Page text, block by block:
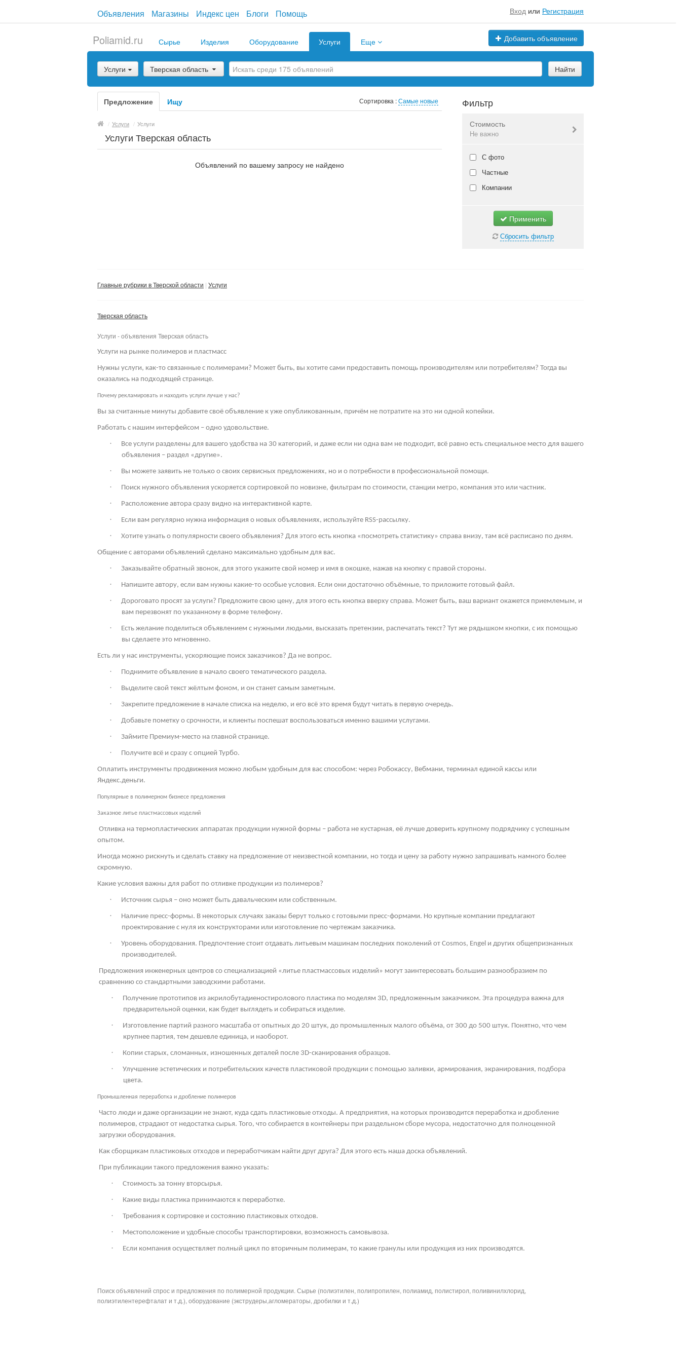
Объявления Магазины Индекс цен Блоги Помощь Вход или Регистрация
Добавить объявление
Poliamid.ru Сырье Изделия Оборудование Услуги Еще
Услуги Тверская область Найти
Предложение Ищу Сортировка :Самые новые
/ Услуги / Услуги
Услуги Тверская область
Объявлений по вашему запросу не найдено
Фильтр
Стоимость
Не важно
Валюта:руб.
С фото
Частные
Компании
Применить
Сбросить фильтр
Главные рубрики в Тверской области Услуги
Тверская область
Услуги - объявления Тверская область
Услуги на рынке полимеров и пластмасс
Нужны услуги, как-то связанные с полимерами? Может быть, вы хотите сами предоставить помощь производителям или потребителям? Тогда вы
оказались на подходящей странице.
Почему рекламировать и находить услуги лучше у нас?
Вы за считанные минуты добавите своё объявление к уже опубликованным, причём не потратите на это ни одной копейки.
Работать с нашим интерфейсом – одно удовольствие.
·
Все услуги разделены для вашего удобства на 30 категорий, и даже если ни одна вам не подходит, всё равно есть специальное место для вашего
объявления – раздел «другие».
· Вы можете заявить не только о своих сервисных предложениях, но и о потребности в профессиональной помощи.
· Поиск нужного объявления ускоряется сортировкой по новизне, фильтрам по стоимости, станции метро, компания это или частник.
· Расположение автора сразу видно на интерактивной карте.
· Если вам регулярно нужна информация о новых объявлениях, используйте RSS-рассылку.
· Хотите узнать о популярности своего объявления? Для этого есть кнопка «посмотреть статистику» справа внизу, там всё расписано по дням.
Общение с авторами объявлений сделано максимально удобным для вас.
· Заказывайте обратный звонок, для этого укажите свой номер и имя в окошке, нажав на кнопку с правой стороны.
· Напишите автору, если вам нужны какие-то особые условия. Если они достаточно объёмные, то приложите готовый файл.
·
Дороговато просят за услуги? Предложите свою цену, для этого есть кнопка вверху справа. Может быть, ваш вариант окажется приемлемым, и
вам перезвонят по указанному в форме телефону.
·
Есть желание поделиться объявлением с нужными людьми, высказать претензии, распечатать текст? Тут же рядышком кнопки, с их помощью
вы сделаете это мгновенно.
Есть ли у нас инструменты, ускоряющие поиск заказчиков? Да не вопрос.
· Поднимите объявление в начало своего тематического раздела.
· Выделите свой текст жёлтым фоном, и он станет самым заметным.
· Закрепите предложение в начале списка на неделю, и его всё это время будут читать в первую очередь.
· Добавьте пометку о срочности, и клиенты поспешат воспользоваться именно вашими услугами.
· Займите Премиум-место на главной странице.
· Получите всё и сразу с опцией Турбо.
Оплатить инструменты продвижения можно любым удобным для вас способом: через Робокассу, Вебмани, терминал единой кассы или
Яндекс.деньги.
Популярные в полимерном бизнесе предложения
Заказное литье пластмассовых изделий
Отливка на термопластических аппаратах продукции нужной формы – работа не кустарная, её лучше доверить крупному подрядчику с успешным
опытом.
Иногда можно рискнуть и сделать ставку на предложение от неизвестной компании, но тогда и цену за работу нужно запрашивать намного более
скромную.
Какие условия важны для работ по отливке продукции из полимеров?
· Источник сырья – оно может быть давальческим или собственным.
·
Наличие пресс-формы. В некоторых случаях заказы берут только с готовыми пресс-формами. Но крупные компании предлагают
проектирование с нуля их конструкторами или изготовление по чертежам заказчика.
· Уровень оборудования. Предпочтение стоит отдавать литьевым машинам последних поколений от Cosmos, Engel и других общепризнанных
производителей.
Предложения инженерных центров со специализацией «литье пластмассовых изделий» могут заинтересовать большим разнообразием по
сравнению со стандартными заводскими работами.
· Получение прототипов из акрилобутадиеностиролового пластика по моделям 3D, предложенным заказчиком. Эта процедура важна для
предварительной оценки, как будет выглядеть и собираться изделие.
·
Изготовление партий разного масштаба от опытных до 20 штук, до промышленных малого объёма, от 300 до 500 штук. Понятно, что чем
крупнее партия, тем дешевле единица, и наоборот.
· Копии старых, сломанных, изношенных деталей после 3D-сканирования образцов.
·
Улучшение эстетических и потребительских качеств пластиковой продукции с помощью заливки, армирования, экранирования, подбора
цвета.
Промышленная переработка и дробление полимеров
Часто люди и даже организации не знают, куда сдать пластиковые отходы. А предприятия, на которых производится переработка и дробление
полимеров, страдают от недостатка сырья. Того, что собирается в контейнеры при раздельном сборе мусора, недостаточно для полноценной
загрузки оборудования.
Как сборщикам пластиковых отходов и переработчикам найти друг друга? Для этого есть наша доска объявлений.
При публикации такого предложения важно указать:
· Стоимость за тонну вторсырья.
· Какие виды пластика принимаются к переработке.
· Требования к сортировке и состоянию пластиковых отходов.
· Местоположение и удобные способы транспортировки, возможность самовывоза.
· Если компания осуществляет полный цикл по вторичным полимерам, то какие гранулы или продукция из них производятся.
Поиск объявлений спрос и предложения по полимерной продукции. Сырье (полиэтилен, полипропилен, полиамид, полистирол, поливинилхлорид,
полиэтилентерефталат и т.д.), оборудование (экструдеры,агломераторы, дробилки и т.д.)